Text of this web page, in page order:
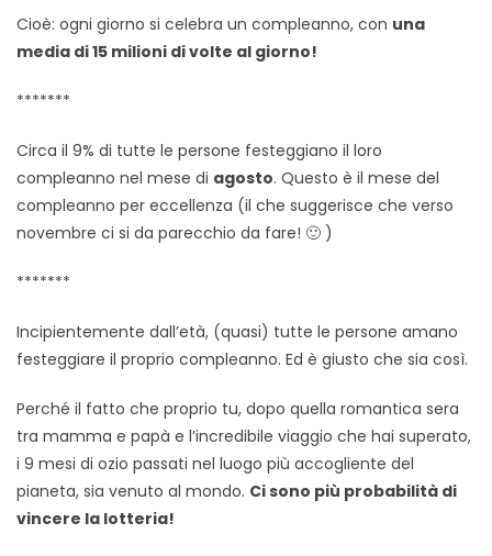
Cioè: ogni giorno si celebra un compleanno, con una
media di 15 milioni di volte al giorno!
*******
Circa il 9% di tutte le persone festeggiano il loro
compleanno nel mese di agosto. Questo è il mese del
compleanno per eccellenza (il che suggerisce che verso
novembre ci si da parecchio da fare! 🙂 )
*******
Incipientemente dall’età, (quasi) tutte le persone amano
festeggiare il proprio compleanno. Ed è giusto che sia così.
Perché il fatto che proprio tu, dopo quella romantica sera
tra mamma e papà e l’incredibile viaggio che hai superato,
i 9 mesi di ozio passati nel luogo più accogliente del
pianeta, sia venuto al mondo. Ci sono più probabilità di
vincere la lotteria!